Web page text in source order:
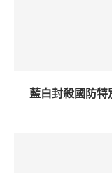
藍白封殺國防